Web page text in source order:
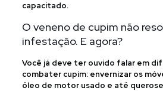
capacitado.
O veneno de cupim não
infestação. E agora?
Você já deve ter ouvido falar em
combater cupim: envernizar os
óleo de motor usado e até